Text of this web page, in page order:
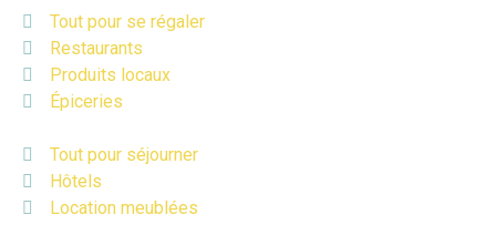
Tout pour se régaler
Restaurants
Produits locaux
Épiceries
Tout pour séjourner
Hôtels
Location meublées